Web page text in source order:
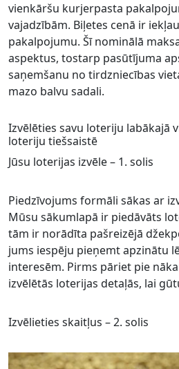
vienkāršu kurjerpasta
vajadzībām. Biļetes cenā ir
pakalpojumu. Šī nominālā
aspektus, tostarp pasūtījuma
saņemšanu no tirdzniecības
mazo balvu sadali.
Izvēlēties savu loteriju labākajā
loteriju tiešsaistē
Jūsu loterijas izvēle – 1. solis
Piedzīvojums formāli sākas ar
Mūsu sākumlapā ir piedāvāts
tām ir norādīta pašreizējā
jums iespēju pieņemt apzinātu
interesēm. Pirms pāriet pie
izvēlētās loterijas detaļās, lai
Izvēlieties skaitļus – 2. solis